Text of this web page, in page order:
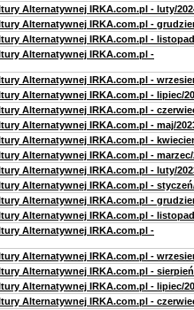
Alternatywnej IRKA.com.pl - luty/
Alternatywnej IRKA.com.pl -
Alternatywnej IRKA.com.pl -
Alternatywnej IRKA.com.pl -
Alternatywnej IRKA.com.pl -
Alternatywnej IRKA.com.pl - lipiec/
Alternatywnej IRKA.com.pl -
Alternatywnej IRKA.com.pl - maj/
Alternatywnej IRKA.com.pl -
Alternatywnej IRKA.com.pl - marzec/
Alternatywnej IRKA.com.pl - luty/
Alternatywnej IRKA.com.pl -
Alternatywnej IRKA.com.pl -
Alternatywnej IRKA.com.pl -
Alternatywnej IRKA.com.pl -
Alternatywnej IRKA.com.pl -
Alternatywnej IRKA.com.pl -
Alternatywnej IRKA.com.pl - lipiec/
Alternatywnej IRKA.com.pl -